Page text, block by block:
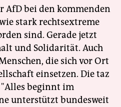
AfD bei den kommenden
stark rechtsextreme
sind. Gerade jetzt
und Solidarität. Auch
die sich vor Ort
einsetzen. Die taz
beginnt im
unterstützt bundesweit